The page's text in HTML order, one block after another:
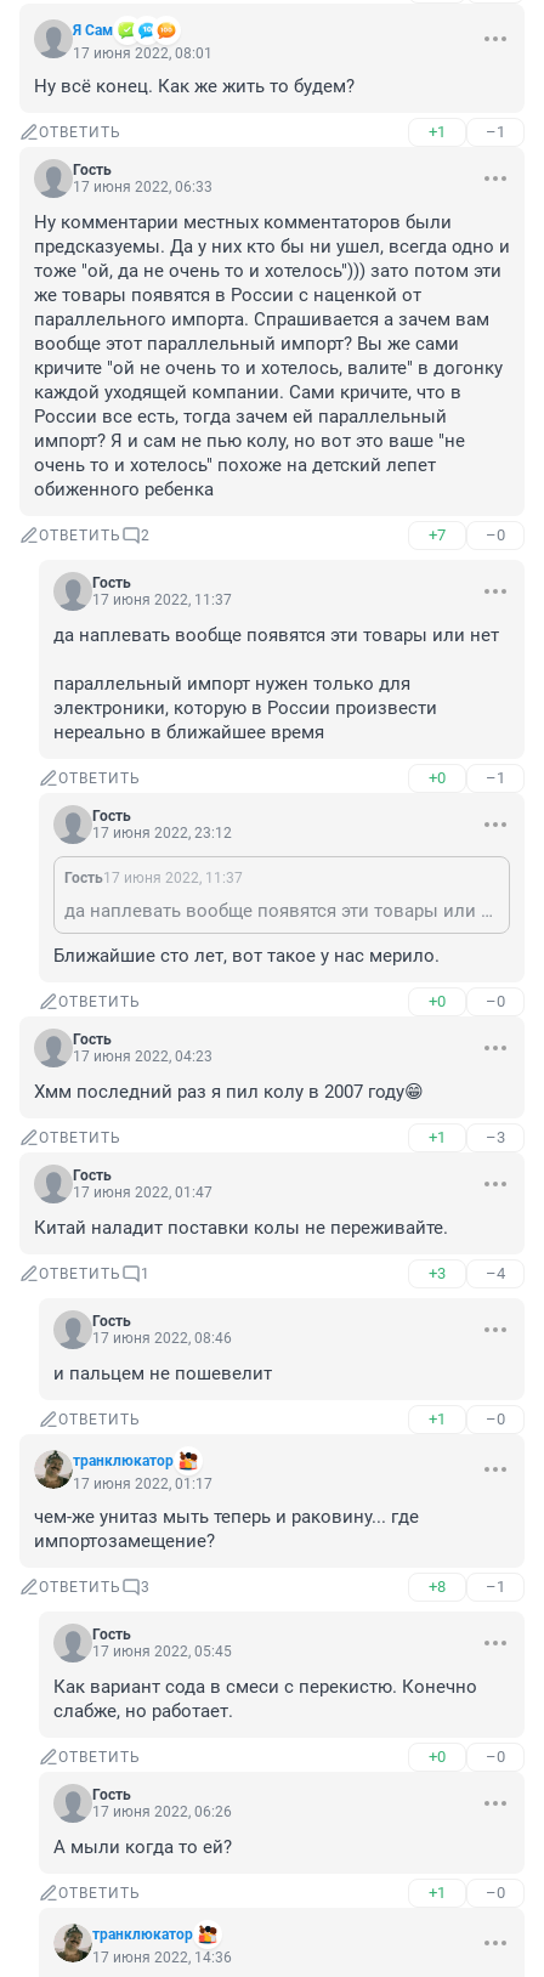
Я Сам
17 июня 2022, 08:01
Ну всё конец. Как же жить то будем?
ОТВЕТИТЬ +1 –1
Гость
17 июня 2022, 06:33
Ну комментарии местных комментаторов были
предсказуемы. Да у них кто бы ни ушел, всегда одно и
тоже "ой, да не очень то и хотелось"))) зато потом эти
же товары появятся в России с наценкой от
параллельного импорта. Спрашивается а зачем вам
вообще этот параллельный импорт? Вы же сами
кричите "ой не очень то и хотелось, валите" в догонку
каждой уходящей компании. Сами кричите, что в
России все есть, тогда зачем ей параллельный
импорт? Я и сам не пью колу, но вот это ваше "не
очень то и хотелось" похоже на детский лепет
обиженного ребенка
ОТВЕТИТЬ 2 +7 –0
Гость
17 июня 2022, 11:37
да наплевать вообще появятся эти товары или нет
параллельный импорт нужен только для
электроники, которую в России произвести
нереально в ближайшее время
ОТВЕТИТЬ +0 –1
Гость
17 июня 2022, 23:12
Гость17 июня 2022, 11:37
да наплевать вообще появятся эти товары или нет параллельный импорт нужен только для электроники, которую в России произвести нереально в ближайшее время
Ближайшие сто лет, вот такое у нас мерило.
ОТВЕТИТЬ +0 –0
Гость
17 июня 2022, 04:23
Хмм последний раз я пил колу в 2007 году😁
ОТВЕТИТЬ +1 –3
Гость
17 июня 2022, 01:47
Китай наладит поставки колы не переживайте.
ОТВЕТИТЬ 1 +3 –4
Гость
17 июня 2022, 08:46
и пальцем не пошевелит
ОТВЕТИТЬ +1 –0
транклюкатор
17 июня 2022, 01:17
чем-же унитаз мыть теперь и раковину... где
импортозамещение?
ОТВЕТИТЬ 3 +8 –1
Гость
17 июня 2022, 05:45
Как вариант сода в смеси с перекистю. Конечно
слабже, но работает.
ОТВЕТИТЬ +0 –0
Гость
17 июня 2022, 06:26
А мыли когда то ей?
ОТВЕТИТЬ +1 –0
транклюкатор
17 июня 2022, 14:36